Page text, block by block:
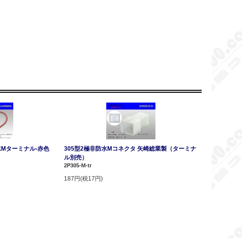
ターミナル-赤色
305型2極非防水Mコネクタ 矢崎総業製（ターミナ
ル別売）
2P305-M-tr
187円(税17円)